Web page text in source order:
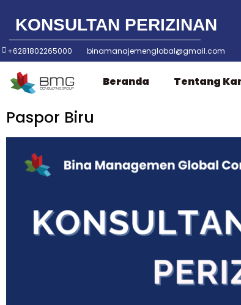
Lompat
ke
KONSULTAN PERIZINAN
+6281802265000 binamanajemenglobal@gmail.com
Beranda Tentang
Paspor Biru